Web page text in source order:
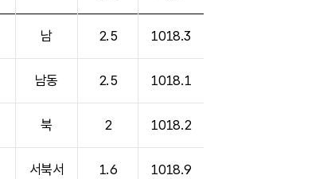
남 2.5 1018.3
남동 2.5 1018.1
북 2 1018.2
서북서 1.6 1018.9